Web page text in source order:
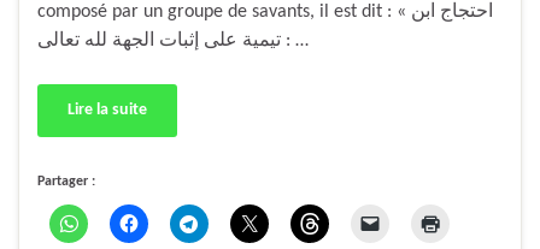
composé par un groupe de savants, il est dit : « احتجاج ابن
تيمية على إثبات الجهة لله تعالى : …
Lire la suite
Partager :